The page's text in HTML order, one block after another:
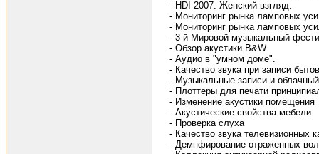
- HDI 2007. Женский взгляд.
- Мониторинг рынка ламповых
- Мониторинг рынка ламповых
- 3-й Мировой музыкальный
- Обзор акустики B&W.
- Аудио в "умном доме".
- Качество звука при записи
- Музыкальные записи и облачный
- Плоттеры для печати
- Изменение акустики помещения
- Акустические свойства мебели
- Проверка слуха
- Качество звука телевизионных
- Демпфирование отраженных